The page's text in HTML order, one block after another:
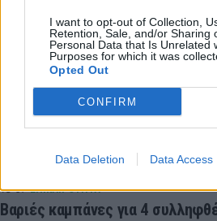
I want to opt-out of Collection,
Retention, Sale, and/or Sharing
Personal Data that Is Unrelated
Purposes for which it was
Opted Out
CONFIRM
Data Deletion Data Access
τον τελικό του Super Cup
Οι αποδοκιμασίες του
ελληνική παράδοση
15χρονος ποδοσφαιριστής
13:07ΕΠΙΚΑΙΡΟΤΗΤΑ
Βαριές καμπάνες για 4